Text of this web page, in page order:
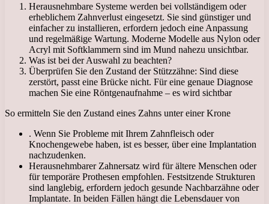
Herausnehmbare Systeme werden bei vollständigem oder
erheblichem Zahnverlust eingesetzt. Sie sind günstiger und
einfacher zu installieren, erfordern jedoch eine Anpassung
und regelmäßige Wartung. Moderne Modelle aus Nylon oder
Acryl mit Softklammern sind im Mund nahezu unsichtbar.
Was ist bei der Auswahl zu beachten?
Überprüfen Sie den Zustand der Stützzähne: Sind diese
zerstört, passt eine Brücke nicht. Für eine genaue Diagnose
machen Sie eine Röntgenaufnahme – es wird sichtbar
So ermitteln Sie den Zustand eines Zahns unter einer Krone
. Wenn Sie Probleme mit Ihrem Zahnfleisch oder
Knochengewebe haben, ist es besser, über eine Implantation
nachzudenken.
Herausnehmbarer Zahnersatz wird für ältere Menschen oder
für temporäre Prothesen empfohlen. Festsitzende Strukturen
sind langlebig, erfordern jedoch gesunde Nachbarzähne oder
Implantate. In beiden Fällen hängt die Lebensdauer von